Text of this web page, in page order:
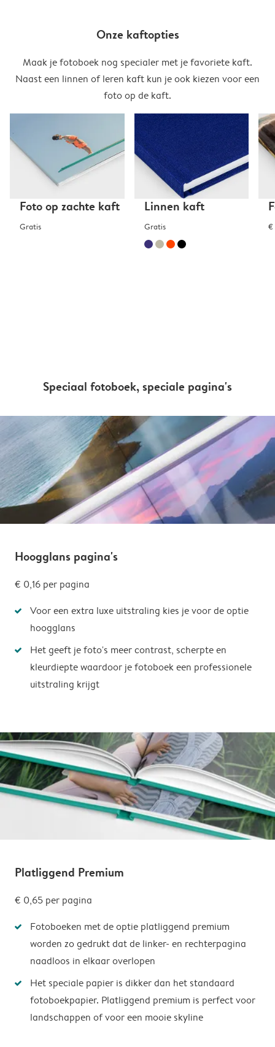
Onze kaftopties
Maak je fotoboek nog specialer met je favoriete kaft.
Naast een linnen of leren kaft kun je ook kiezen voor een
foto op de kaft.
Foto op zachte kaft
Gratis
Linnen kaft
Gratis €
Speciaal fotoboek, speciale pagina's
Hoogglans pagina's
€ 0,16 per pagina
Voor een extra luxe uitstraling kies je voor de optie
hoogglans
Het geeft je foto's meer contrast, scherpte en
kleurdiepte waardoor je fotoboek een professionele
uitstraling krijgt
Platliggend Premium
€ 0,65 per pagina
Fotoboeken met de optie platliggend premium
worden zo gedrukt dat de linker- en rechterpagina
naadloos in elkaar overlopen
Het speciale papier is dikker dan het standaard
fotoboekpapier. Platliggend premium is perfect voor
landschappen of voor een mooie skyline